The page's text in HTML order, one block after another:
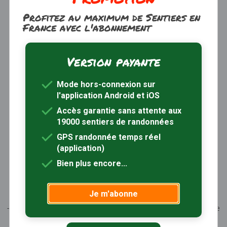
Trouver une randonnée À propos
Inscription / Connexion
Abonnement Rando+ Calendrier randos
Sentiers-en-France, grâce aux nombreux circuits de
- les spécificités des terroirs (sites et milieux naturels,
patrimoine …)
- les producteurs locaux et les artisans, garants du savoir-faire
et du patrimoine
Profitez au maximum de Sentiers en
France avec l'abonnement
Version payante
Mode hors-connexion sur
l'application Android et iOS
Accès garantie sans attente aux
19000 sentiers de randonnées
GPS randonnée temps réel
(application)
Bien plus encore...
Je m'abonne